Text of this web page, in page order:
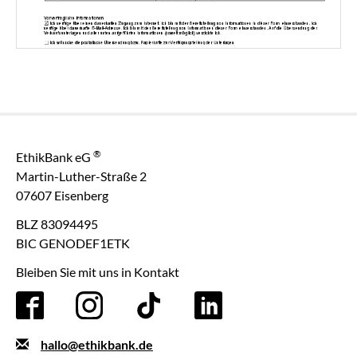
EthikBank eG ®
Martin-Luther-Straße 2
07607 Eisenberg
BLZ 83094495
BIC GENODEF1ETK
Bleiben Sie mit uns in Kontakt
hallo@ethikbank.de